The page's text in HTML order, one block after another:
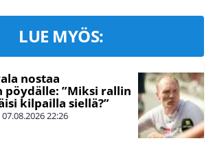
LUE MYÖS:
nostaa
”Miksi rallin
kilpailla siellä?”
07.08.202622:26